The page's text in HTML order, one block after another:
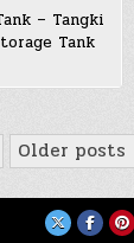
– Tangki
Tank
Older posts